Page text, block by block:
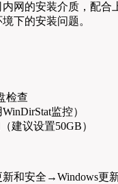
网的安装介质，配合
下的安装问题。
检查
监控）
建议设置50GB）
和安全→Windows更